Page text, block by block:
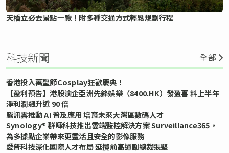
天橋立必去景點一覽！附多種交通方式輕鬆規劃行程
科技新聞 全部
香港投入萬聖節Cosplay狂歡慶典！
【盈利預告】港股澳企亞洲先鋒娛樂（8400.HK）發盈喜 料上半年
淨利潤飆升近 90 倍
騰訊雲推動 AI 普及應用 培育未來大灣區數碼人才
Synology® 群暉科技推出雲端監控解決方案 Surveillance365，
為多據點企業帶來更靈活且安全的影像服務
愛普科技深化國際人才布局 延攬前高通副總裁張堅